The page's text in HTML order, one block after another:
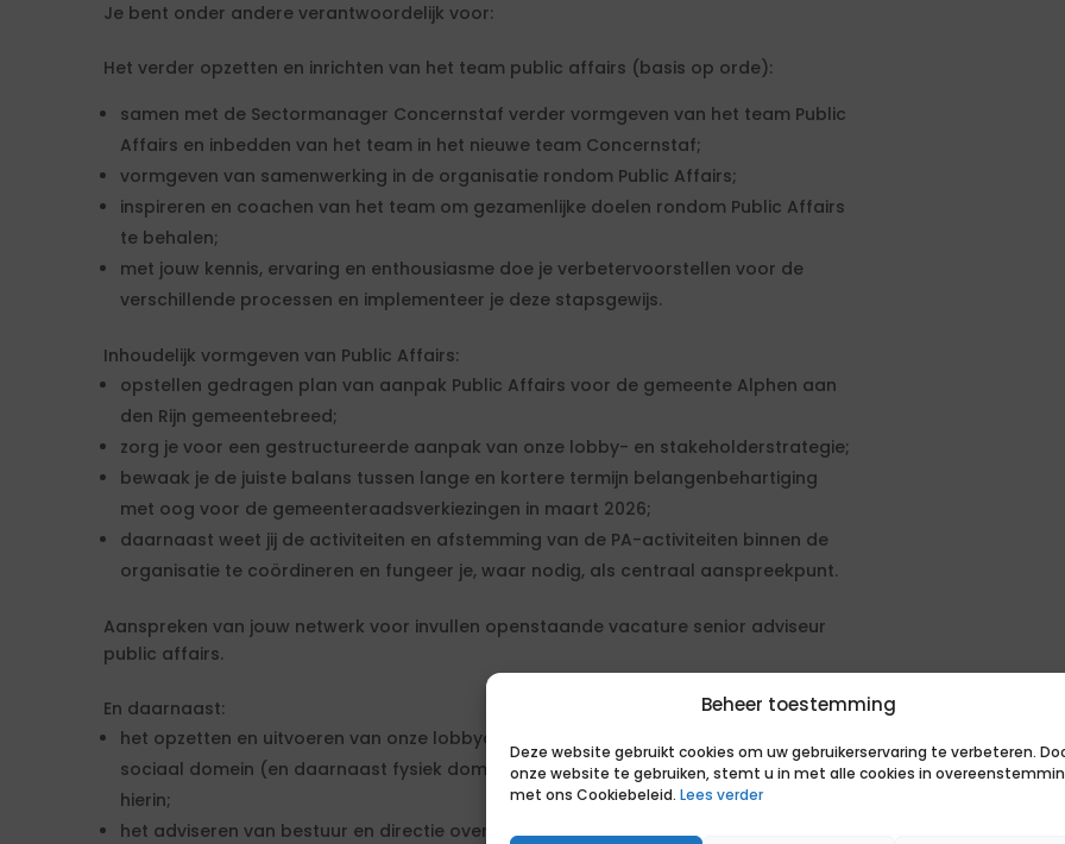
Beheer toestemming
Deze website gebruikt cookies om uw gebruikerservaring te verbeteren.
onze website te gebruiken, stemt u in met alle cookies in
met ons Cookiebeleid. Lees verder
Je bent onder andere verantwoordelijk voor:
Het verder opzetten en inrichten van het team public affairs (basis op orde):
samen met de Sectormanager Concernstaf verder vormgeven van het team Public
Affairs en inbedden van het team in het nieuwe team Concernstaf;
vormgeven van samenwerking in de organisatie rondom Public Affairs;
inspireren en coachen van het team om gezamenlijke doelen rondom Public Affairs
te behalen;
met jouw kennis, ervaring en enthousiasme doe je verbetervoorstellen voor de
verschillende processen en implementeer je deze stapsgewijs.
Inhoudelijk vormgeven van Public Affairs:
opstellen gedragen plan van aanpak Public Affairs voor de gemeente Alphen aan
den Rijn gemeentebreed;
zorg je voor een gestructureerde aanpak van onze lobby- en stakeholderstrategie;
bewaak je de juiste balans tussen lange en kortere termijn belangenbehartiging
met oog voor de gemeenteraadsverkiezingen in maart 2026;
daarnaast weet jij de activiteiten en afstemming van de PA-activiteiten binnen de
organisatie te coördineren en fungeer je, waar nodig, als centraal aanspreekpunt.
Aanspreken van jouw netwerk voor invullen openstaande vacature senior adviseur
public affairs.
En daarnaast:
het opzetten en uitvoeren van onze lobbyagenda, met een sterke focus op het
sociaal domein (en daarnaast fysiek domein) en het versterken van ons netwerk
hierin;
het adviseren van bestuur en directie over strategische positionering binnen